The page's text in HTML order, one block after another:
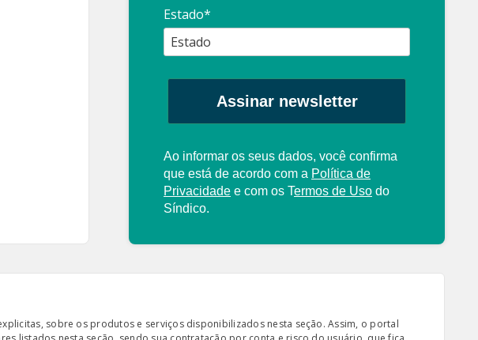
Estado*
Assinar newsletter
Ao informar os seus dados, você confirma
que está de acordo com a Política de
Privacidade e com os Termos de Uso do
Síndico.
sobre os produtos e serviços disponibilizados nesta seção. Assim, o portal